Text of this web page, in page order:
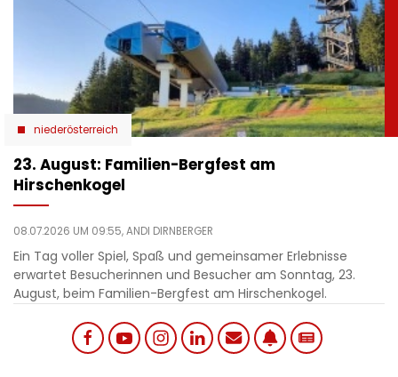
niederösterreich
23. August: Familien-Bergfest am
Hirschenkogel
08.07.2026 UM 09:55,ANDI DIRNBERGER
Ein Tag voller Spiel, Spaß und gemeinsamer Erlebnisse
erwartet Besucherinnen und Besucher am Sonntag, 23.
August, beim Familien-Bergfest am Hirschenkogel.